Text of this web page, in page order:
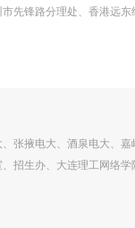
先锋路分理处、香港远
张掖电大、酒泉电大、
招生办、大连理工网络